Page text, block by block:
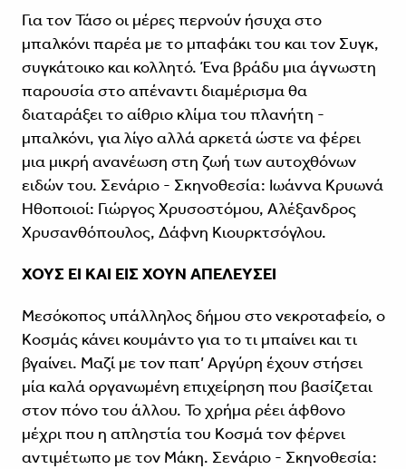
Για τον Τάσο οι μέρες περνούν ήσυχα στο
μπαλκόνι παρέα με το μπαφάκι του και τον Συγκ,
συγκάτοικο και κολλητό. Ένα βράδυ μια άγνωστη
παρουσία στο απέναντι διαμέρισμα θα
διαταράξει το αίθριο κλίμα του πλανήτη -
μπαλκόνι, για λίγο αλλά αρκετά ώστε να φέρει
μια μικρή ανανέωση στη ζωή των αυτοχθόνων
ειδών του. Σενάριο - Σκηνοθεσία: Ιωάννα Κρυωνά
Ηθοποιοί: Γιώργος Χρυσοστόμου, Αλέξανδρος
Χρυσανθόπουλος, Δάφνη Κιουρκτσόγλου.
ΧΟΥΣ ΕΙ ΚΑΙ ΕΙΣ ΧΟΥΝ ΑΠΕΛΕΥΣΕΙ
Μεσόκοπος υπάλληλος δήμου στο νεκροταφείο, ο
Κοσμάς κάνει κουμάντο για το τι μπαίνει και τι
βγαίνει. Μαζί με τον παπ’ Αργύρη έχουν στήσει
μία καλά οργανωμένη επιχείρηση που βασίζεται
στον πόνο του άλλου. Το χρήμα ρέει άφθονο
μέχρι που η απληστία του Κοσμά τον φέρνει
αντιμέτωπο με τον Μάκη. Σενάριο - Σκηνοθεσία: